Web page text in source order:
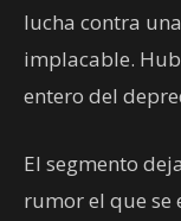
lucha contra
implacable.
entero del
El segmento
rumor el que se